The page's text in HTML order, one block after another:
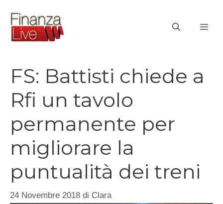
contenuto
FS: Battisti chiede a
Rfi un tavolo
permanente per
migliorare la
puntualità dei treni
24 Novembre 2018 di Clara